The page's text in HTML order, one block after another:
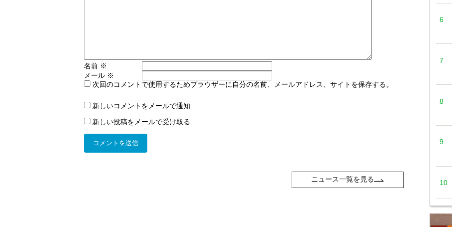
名前 ※
メール ※
次回のコメントで使用するためブラウザーに自分の名前、メールアドレス、サイトを保存する。
新しいコメントをメールで通知
新しい投稿をメールで受け取る
ニュース一覧を見る